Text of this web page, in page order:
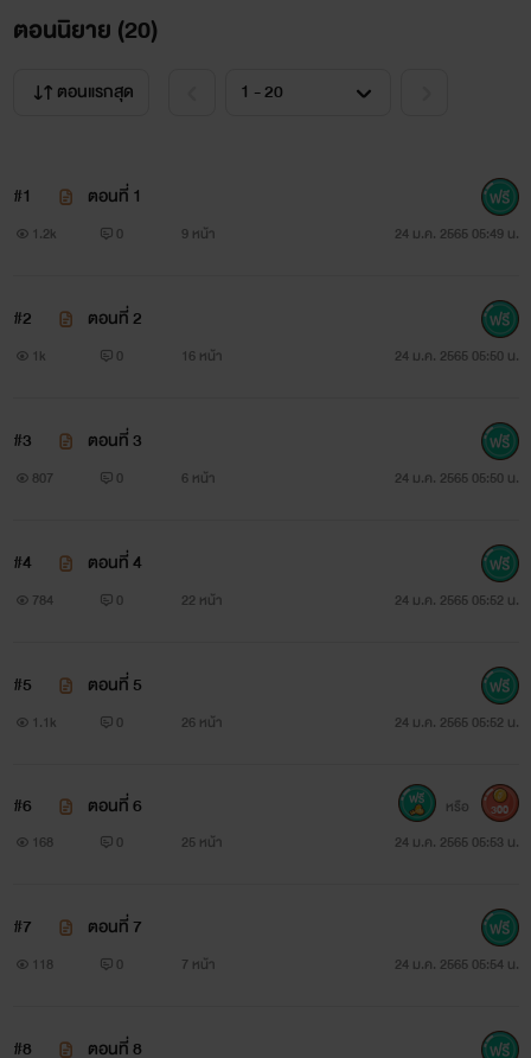
ตอนนิยาย (20)
ตอนแรกสุด
#1 ตอนที่ 1
1.2k 0 9 หน้า 24 ม.ค. 2565 05:49 น.
#2 ตอนที่ 2
1k 0 16 หน้า 24 ม.ค. 2565 05:50 น.
#3 ตอนที่ 3
807 0 6 หน้า 24 ม.ค. 2565 05:50 น.
#4 ตอนที่ 4
784 0 22 หน้า 24 ม.ค. 2565 05:52 น.
#5 ตอนที่ 5
1.1k 0 26 หน้า 24 ม.ค. 2565 05:52 น.
#6 ตอนที่ 6
168 0 25 หน้า 24 ม.ค. 2565 05:53 น.
หรือ 300
#7 ตอนที่ 7
118 0 7 หน้า 24 ม.ค. 2565 05:54 น.
#8 ตอนที่ 8